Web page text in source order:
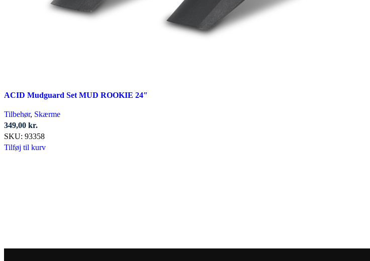
ACID Mudguard Set MUD ROOKIE 24″
Tilbehør, Skærme
349,00 kr.
SKU: 93358
Tilføj til kurv